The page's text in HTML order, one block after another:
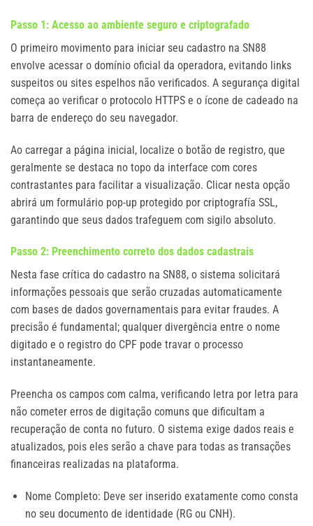
Passo 1: Acesso ao ambiente seguro e criptografado
O primeiro movimento para iniciar seu cadastro na SN88
envolve acessar o domínio oficial da operadora, evitando links
suspeitos ou sites espelhos não verificados. A segurança digital
começa ao verificar o protocolo HTTPS e o ícone de cadeado na
barra de endereço do seu navegador.
Ao carregar a página inicial, localize o botão de registro, que
geralmente se destaca no topo da interface com cores
contrastantes para facilitar a visualização. Clicar nesta opção
abrirá um formulário pop-up protegido por criptografía SSL,
garantindo que seus dados trafeguem com sigilo absoluto.
Passo 2: Preenchimento correto dos dados cadastrais
Nesta fase crítica do cadastro na SN88, o sistema solicitará
informações pessoais que serão cruzadas automaticamente
com bases de dados governamentais para evitar fraudes. A
precisão é fundamental; qualquer divergência entre o nome
digitado e o registro do CPF pode travar o processo
instantaneamente.
Preencha os campos com calma, verificando letra por letra para
não cometer erros de digitação comuns que dificultam a
recuperação de conta no futuro. O sistema exige dados reais e
atualizados, pois eles serão a chave para todas as transações
financeiras realizadas na plataforma.
Nome Completo: Deve ser inserido exatamente como consta
no seu documento de identidade (RG ou CNH).